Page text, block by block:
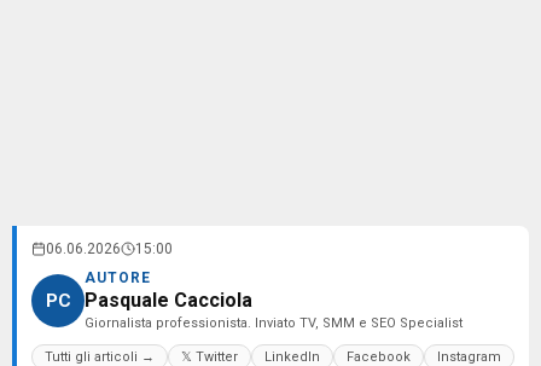
06.06.2026 15:00
PC
AUTORE
Pasquale Cacciola
Giornalista professionista. Inviato TV, SMM e SEO Specialist
Tutti gli articoli → 𝕏 Twitter LinkedIn Facebook Instagram